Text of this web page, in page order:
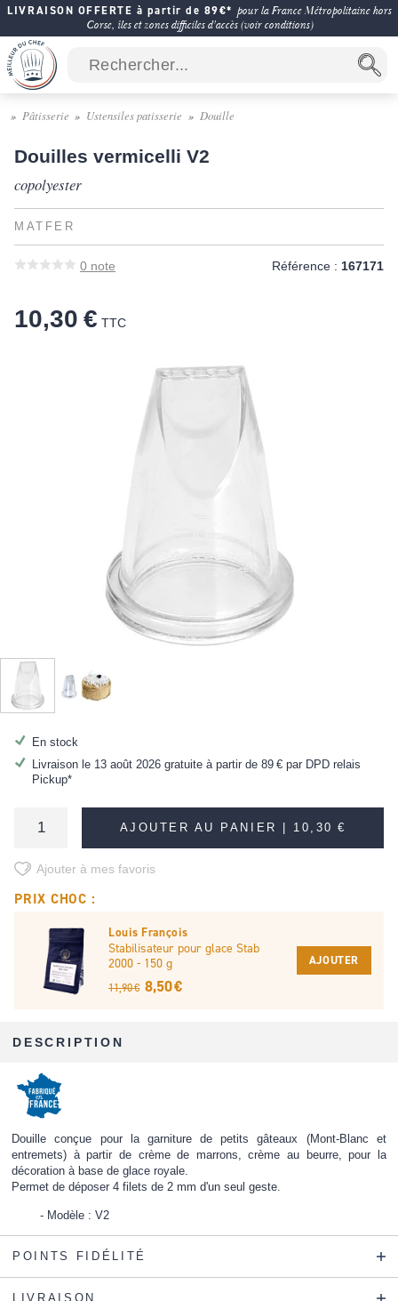
LIVRAISON OFFERTE à partir de 89€* pour la France Métropolitaine hors
Corse, îles et zones difficiles d'accès (voir conditions)
Pâtisserie Ustensiles patisserie Douille
Douilles vermicelli V2
copolyester
MATFER
0 note Référence : 167171
10,30 € TTC
En stock
Livraison le 13 août 2026 gratuite à partir de 89 €par DPD relais
Pickup*
AJOUTER AU PANIER | 10,30 €
Ajouter à mes favoris
PRIX CHOC :
Louis François
Stabilisateur pour glace Stab
2000 - 150 g
11,90 € 8,50 €
AJOUTER
DESCRIPTION
Douille conçue pour la garniture de petits gâteaux (Mont-Blanc et
entremets) à partir de crème de marrons, crème au beurre, pour la
décoration à base de glace royale.
Permet de déposer 4 filets de 2 mm d'un seul geste.
Modèle : V2
POINTS FIDÉLITÉ
LIVRAISON